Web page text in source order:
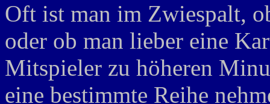
Oft ist man im Zwiespalt,
oder ob man lieber eine
Mitspieler zu höheren
eine bestimmte Reihe